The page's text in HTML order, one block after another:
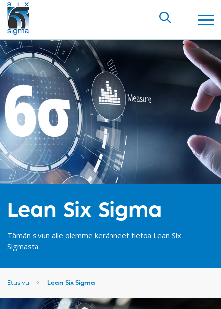
Lean Six Sigma
Tämän sivun alle olemme keränneet tietoa Lean Six
Sigmasta
Etusivu › Lean Six Sigma